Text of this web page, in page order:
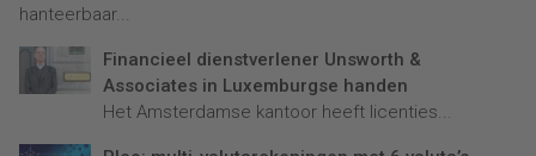
hanteerbaar...
Financieel dienstverlener Unsworth &
Associates in Luxemburgse handen
Het Amsterdamse kantoor heeft licenties...